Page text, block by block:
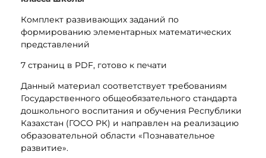
Комплект развивающих заданий по
формированию элементарных математических
представлений
7 страниц в PDF, готово к печати
Данный материал соответствует требованиям
Государственного общеобязательного стандарта
дошкольного воспитания и обучения Республики
Казахстан (ГОСО РК) и направлен на реализацию
образовательной области «Познавательное
развитие».